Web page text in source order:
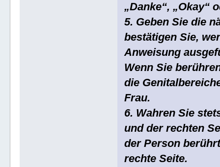
„Danke“, „Okay“
5. Geben Sie die
bestätigen Sie,
Anweisung
Wenn Sie
die
Frau.
6. Wahren Sie
und der rechten
der Person
rechte Seite.